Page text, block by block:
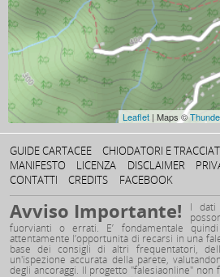
Leaflet | Maps ©
GUIDE CARTACEE CHIODATORI E
MANIFESTO
LICENZA DISCLAIMER
CONTATTI
CREDITS FACEBOOK
Avviso Importante! I dati
fuorvianti o errati. E’ fondamentale
attentamente l’opportunità di recarsi in una
base dei consigli di altri frequentatori,
un'ispezione accurata della parete,
degli ancoraggi. Il progetto "falesiaonline" non